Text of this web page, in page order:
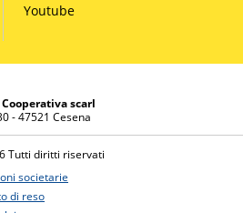
Youtube
scarl
- 47521 Cesena
Tutti diritti riservati
societarie
di reso